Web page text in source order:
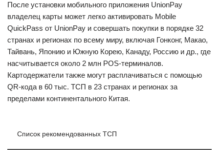
После установки мобильного приложения UnionPay
владелец карты может легко активировать Mobile
QuickPass от UnionPay и совершать покупки в порядке 32
странах и регионах по всему миру, включая Гонконг, Макао,
Тайвань, Японию и Южную Корею, Канаду, Россию и др., где
насчитывается около 2 млн POS-терминалов.
Картодержатели также могут расплачиваться с помощью
QR-кода в 60 тыс. ТСП в 23 странах и регионах за
пределами континентального Китая.
Список рекомендованных ТСП